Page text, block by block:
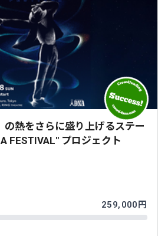
の熱をさらに盛り上げるステー
FESTIVAL" プロジェクト
259,000円